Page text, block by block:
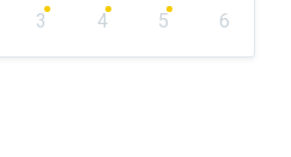
3 4 5
6